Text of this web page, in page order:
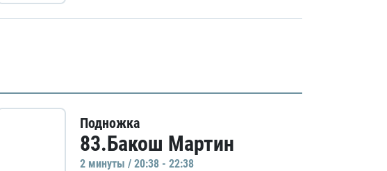
Подножка
83.Бакош Мартин
2 минуты / 20:38 - 22:38